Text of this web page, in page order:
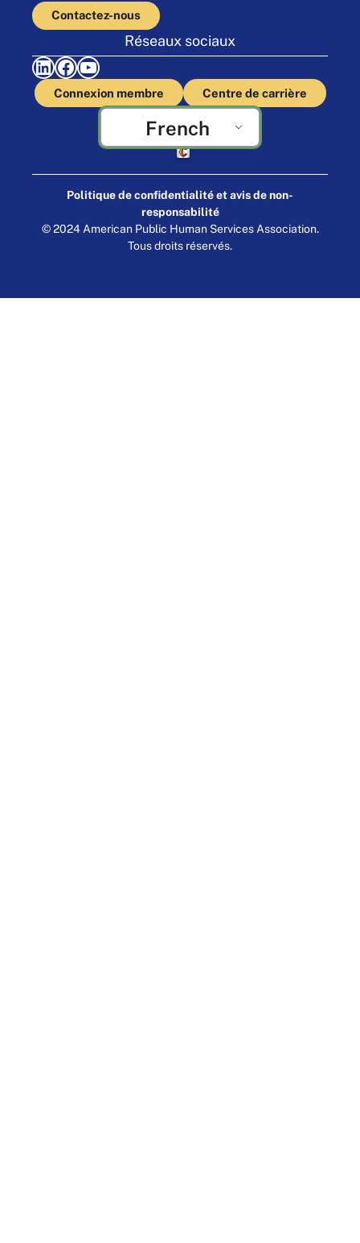
Contactez-nous
Réseaux sociaux
LinkedIn Facebook YouTube
Connexion membre Centre de carrière
French
Fabriqué par Cornershop Creative
Politique de confidentialité et avis de non-
responsabilité
© 2024 American Public Human Services Association.
Tous droits réservés.